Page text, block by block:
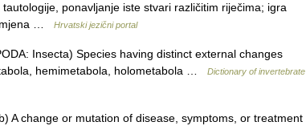
ponavljanje iste stvari različitim riječima; igra
…
Hrvatski jezični portal
Insecta) Species having distinct external changes
hemimetabola, holometabola …
Dictionary of invertebrate
A change or mutation of disease, symptoms, or treatment